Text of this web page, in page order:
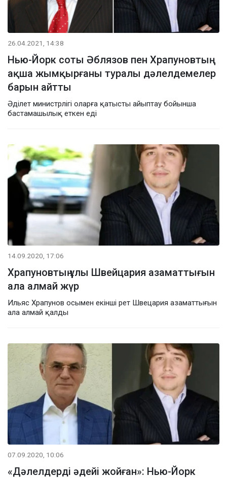
26.04.2021, 14:38
Нью-Йорк соты Әблязов пен Храпуновтың
ақша жымқырғаны туралы дәлелдемелер
барын айтты
Әділет министрлігі оларға қатысты айыптау бойынша
бастамашылық еткен еді
14.09.2020, 17:06
Храпуновтың ұлы Швейцария азаматтығын
ала алмай жүр
Ильяс Храпунов осымен екінші рет Швецария азаматтығын
ала алмай қалды
07.09.2020, 10:06
«Дәлелдерді әдейі жойған»: Нью-Йорк